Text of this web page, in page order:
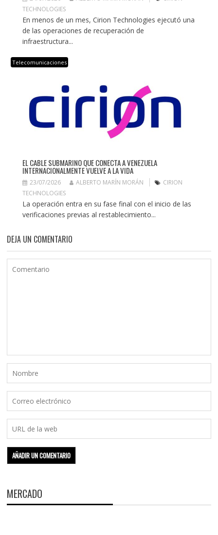
TECHNOLOGIES
En menos de un mes, Cirion Technologies ejecutó una
de las operaciones de recuperación de
infraestructura...
Telecomunicaciones
EL CABLE SUBMARINO QUE CONECTA A VENEZUELA
INTERNACIONALMENTE VUELVE A LA VIDA
23/07/2026 ALBERTO MARÍN MORÁN
CIRION
TECHNOLOGIES
La operación entra en su fase final con el inicio de las
verificaciones previas al restablecimiento...
DEJA UN COMENTARIO
MERCADO